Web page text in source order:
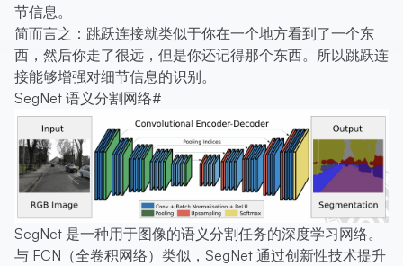
节信息。
简而言之：跳跃连接就类似于你在一个地方看到了一个东
西，然后你走了很远，但是你还记得那个东西。所以跳跃连
接能够增强对细节信息的识别。
SegNet 语义分割网络#
SegNet 是一种用于图像的语义分割任务的深度学习网络。
与 FCN（全卷积网络）类似，SegNet 通过创新性技术提升